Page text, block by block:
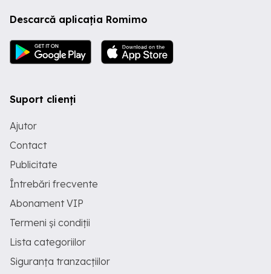
Descarcă aplicația Romimo
Suport clienți
Ajutor
Contact
Publicitate
Întrebări frecvente
Abonament VIP
Termeni și condiții
Lista categoriilor
Siguranța tranzacțiilor